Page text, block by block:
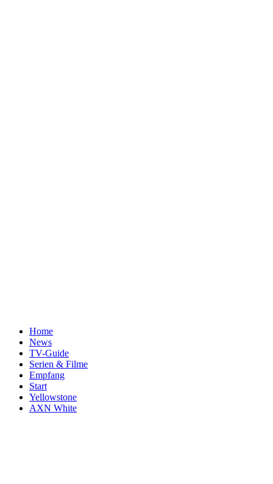
Home
News
TV-Guide
Serien & Filme
Empfang
Start
Yellowstone
AXN White